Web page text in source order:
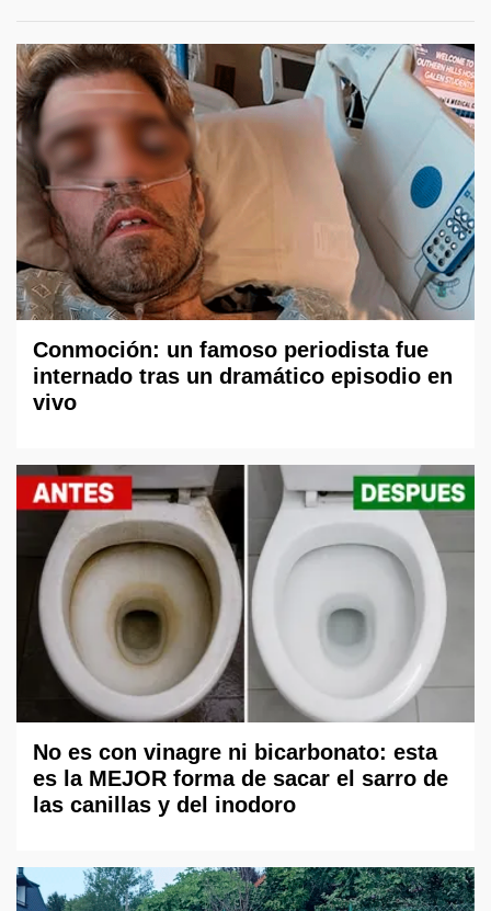
Conmoción: un famoso periodista fue
internado tras un dramático episodio en
vivo
No es con vinagre ni bicarbonato: esta
es la MEJOR forma de sacar el sarro de
las canillas y del inodoro